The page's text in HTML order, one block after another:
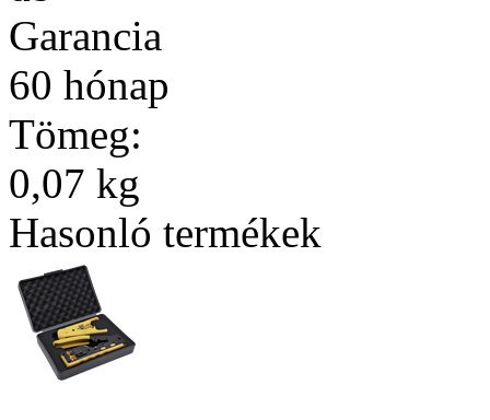
Garancia
60 hónap
Tömeg:
0,07 kg
Hasonló termékek